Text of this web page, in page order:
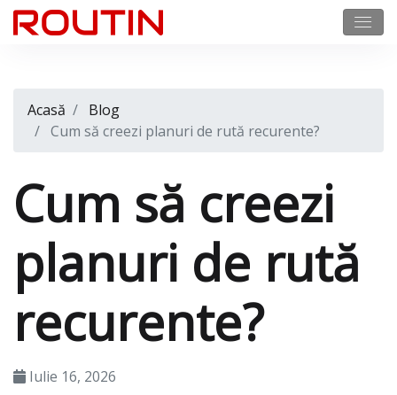
Acasă
Blog
Cum să creezi planuri de rută recurente?
Cum să creezi
planuri de rută
recurente?
Iulie 16, 2026